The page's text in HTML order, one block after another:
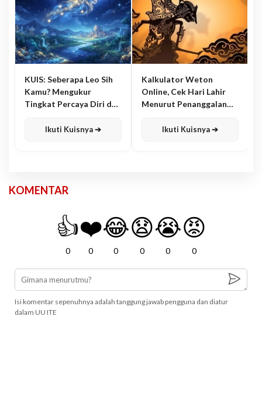
KUIS: Seberapa Leo Sih
Kamu? Mengukur
Tingkat Percaya Diri dan
Ikuti Kuisnya ➔
Kalkulator Weton
Online, Cek Hari Lahir
Menurut Penanggalan
Ikuti Kuisnya ➔
KOMENTAR
👍
0
❤️
0
😂
0
😧
0
😭
0
😡
0
Isi komentar sepenuhnya adalah tanggung jawab pengguna dan diatur
dalam UU ITE